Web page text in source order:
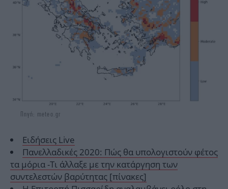
Πηγή: meteo.gr
Ειδήσεις Live
Πανελλαδικές 2020: Πώς θα υπολογιστούν φέτος
τα μόρια -Τι άλλαξε με την κατάργηση των
συντελεστών βαρύτητας [πίνακες]